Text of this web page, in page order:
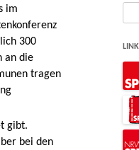
im
300
an die
tragen
gibt.
bei den